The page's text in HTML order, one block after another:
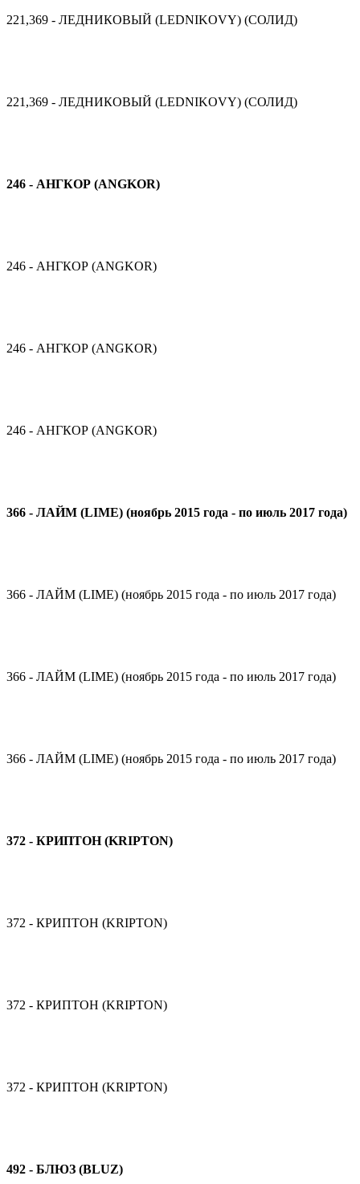
221,369 - ЛЕДНИКОВЫЙ (LEDNIKOVY) (СОЛИД)
221,369 - ЛЕДНИКОВЫЙ (LEDNIKOVY) (СОЛИД)
246 - АНГКОР (ANGKOR)
246 - АНГКОР (ANGKOR)
246 - АНГКОР (ANGKOR)
246 - АНГКОР (ANGKOR)
366 - ЛАЙМ (LIME) (ноябрь 2015 года - по июль 2017 года)
366 - ЛАЙМ (LIME) (ноябрь 2015 года - по июль 2017 года)
366 - ЛАЙМ (LIME) (ноябрь 2015 года - по июль 2017 года)
366 - ЛАЙМ (LIME) (ноябрь 2015 года - по июль 2017 года)
372 - КРИПТОН (KRIPTON)
372 - КРИПТОН (KRIPTON)
372 - КРИПТОН (KRIPTON)
372 - КРИПТОН (KRIPTON)
492 - БЛЮЗ (BLUZ)